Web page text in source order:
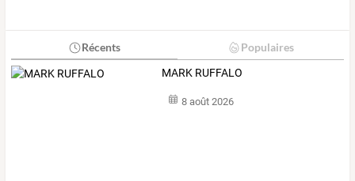
Récents Populaires
MARK RUFFALO
8 août 2026